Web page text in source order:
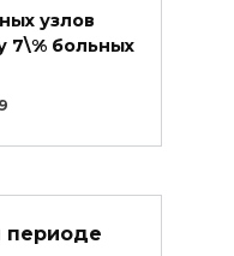
узлов
7\% больных
периоде